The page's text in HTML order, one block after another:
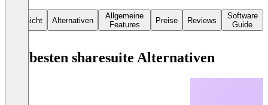
die Lösung ab 9,90 Euro pro Monat und Nutzer:in.
Übersicht Alternativen
Allgemeine
Features
Preise Reviews
Software
Guide
Die besten sharesuite Alternativen